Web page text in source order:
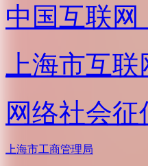
中国互联网
上海市互联
网络社会征
上海市工商管理局